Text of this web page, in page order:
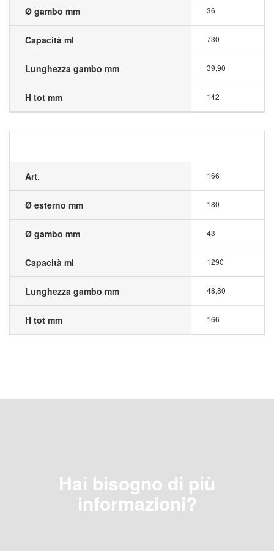
Ø gambo mm 36
Capacità ml 730
Lunghezza gambo mm 39,90
H tot mm 142
Art. 166
Ø esterno mm 180
Ø gambo mm 43
Capacità ml 1290
Lunghezza gambo mm 48,80
H tot mm 166
Hai bisogno di più
informazioni?